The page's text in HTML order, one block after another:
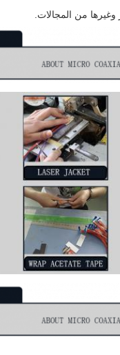
وغيرها من المجالات.